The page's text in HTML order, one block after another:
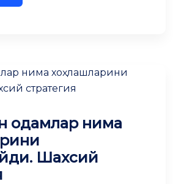
одамлар нима
Шахсий